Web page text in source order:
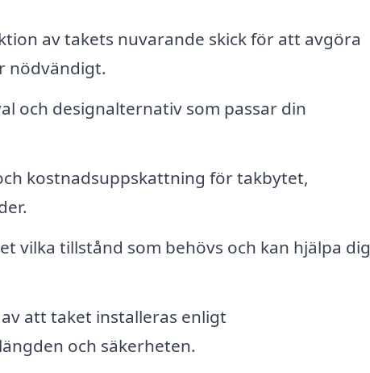
av takets nuvarande skick för att avgöra
nödvändigt.
och designalternativ som passar din
kostnadsuppskattning för takbytet,
vilka tillstånd som behövs och kan hjälpa dig
att taket installeras enligt
och säkerheten.